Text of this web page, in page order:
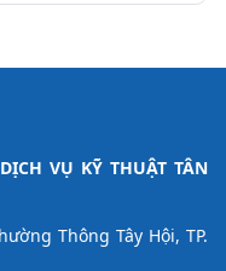
VỤ KỸ THUẬT TÂN
Thông Tây Hội, TP.